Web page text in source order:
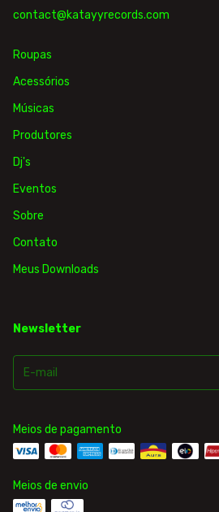
contact@katayyrecords.com
Roupas
Acessórios
Músicas
Produtores
Dj's
Eventos
Sobre
Contato
Meus Downloads
Newsletter
Meios de pagamento
Meios de envio